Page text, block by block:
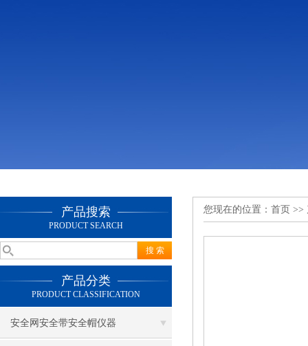
产品搜索
PRODUCT SEARCH
产品分类
PRODUCT CLASSIFICATION
安全网安全带安全帽仪器
您现在的位置： 首页 >>